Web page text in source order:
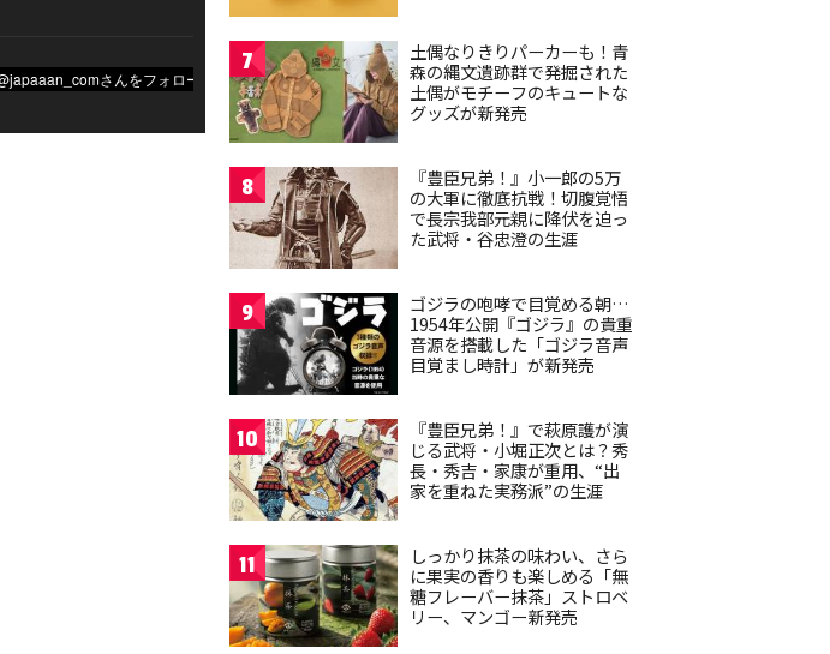
7
土偶なりきりパーカーも！青
森の縄文遺跡群で発掘された
土偶がモチーフのキュートな
グッズが新発売
8
『豊臣兄弟！』小一郎の5万
の大軍に徹底抗戦！切腹覚悟
で長宗我部元親に降伏を迫っ
た武将・谷忠澄の生涯
9
ゴジラの咆哮で目覚める朝…
1954年公開『ゴジラ』の貴重
音源を搭載した「ゴジラ音声
目覚まし時計」が新発売
10
『豊臣兄弟！』で萩原護が演
じる武将・小堀正次とは？秀
長・秀吉・家康が重用、“出
家を重ねた実務派”の生涯
11
しっかり抹茶の味わい、さら
に果実の香りも楽しめる「無
糖フレーバー抹茶」ストロベ
リー、マンゴー新発売